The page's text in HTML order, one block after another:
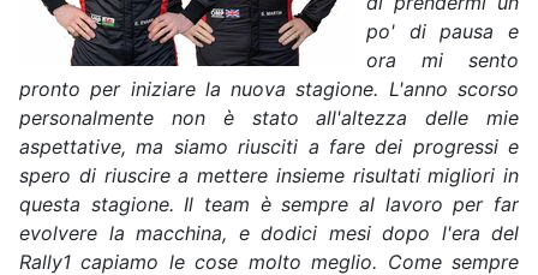
po' di pausa e
ora mi sento
pronto per iniziare la nuova stagione. L'anno scorso
personalmente non è stato all'altezza delle mie
aspettative, ma siamo riusciti a fare dei progressi e
spero di riuscire a mettere insieme risultati migliori in
questa stagione. Il team è sempre al lavoro per far
evolvere la macchina, e dodici mesi dopo l'era del
Rally1 capiamo le cose molto meglio. Come sempre